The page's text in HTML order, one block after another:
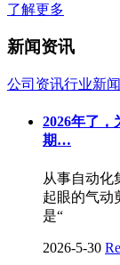
了解更多
新闻资讯
公司资讯行业新闻
2026年了，
期…
从事自动化
起眼的气动
是“
2026-5-30